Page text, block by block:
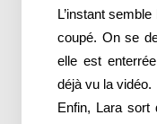
L’instant semble
coupé. On se
elle est
déjà vu la vidéo.
Enfin, Lara sort